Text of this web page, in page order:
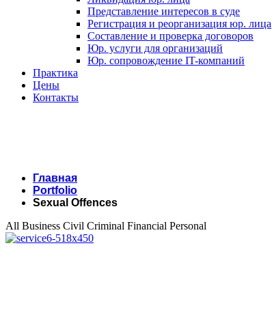
Представление интересов в суде
Регистрация и реорганизация юр. лица
Составление и проверка договоров
Юр. услуги для организаций
Юр. сопровождение IT-компаний
Практика
Цены
Контакты
Главная
Portfolio
Sexual Offences
All Business Civil Criminal Financial Personal